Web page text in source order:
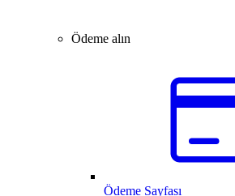
Ödeme alın
Ödeme Sayfası